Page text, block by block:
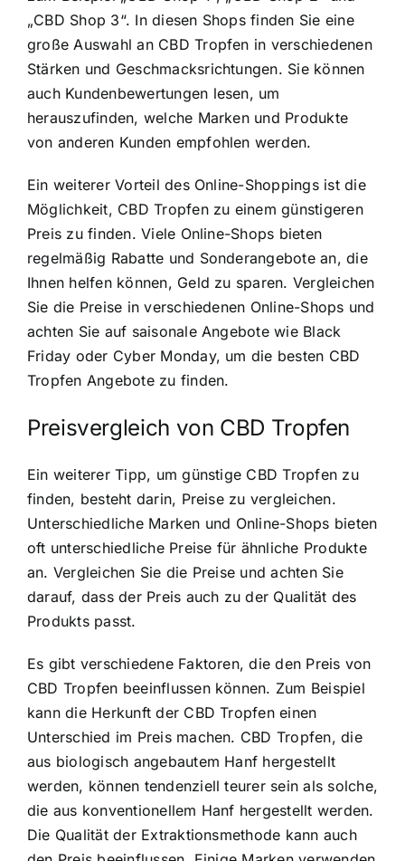
„CBD Shop 3“. In diesen Shops finden Sie eine
große Auswahl an CBD Tropfen in verschiedenen
Stärken und Geschmacksrichtungen. Sie können
auch Kundenbewertungen lesen, um
herauszufinden, welche Marken und Produkte
von anderen Kunden empfohlen werden.
Ein weiterer Vorteil des Online-Shoppings ist die
Möglichkeit, CBD Tropfen zu einem günstigeren
Preis zu finden. Viele Online-Shops bieten
regelmäßig Rabatte und Sonderangebote an, die
Ihnen helfen können, Geld zu sparen. Vergleichen
Sie die Preise in verschiedenen Online-Shops und
achten Sie auf saisonale Angebote wie Black
Friday oder Cyber Monday, um die besten CBD
Tropfen Angebote zu finden.
Preisvergleich von CBD Tropfen
Ein weiterer Tipp, um günstige CBD Tropfen zu
finden, besteht darin, Preise zu vergleichen.
Unterschiedliche Marken und Online-Shops bieten
oft unterschiedliche Preise für ähnliche Produkte
an. Vergleichen Sie die Preise und achten Sie
darauf, dass der Preis auch zu der Qualität des
Produkts passt.
Es gibt verschiedene Faktoren, die den Preis von
CBD Tropfen beeinflussen können. Zum Beispiel
kann die Herkunft der CBD Tropfen einen
Unterschied im Preis machen. CBD Tropfen, die
aus biologisch angebautem Hanf hergestellt
werden, können tendenziell teurer sein als solche,
die aus konventionellem Hanf hergestellt werden.
Die Qualität der Extraktionsmethode kann auch